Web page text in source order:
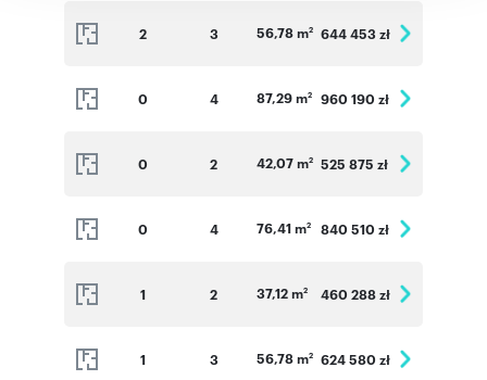
2 3 56,78 m2 644 453 zł
0 4 87,29 m2 960 190 zł
0 2 42,07 m2 525 875 zł
0 4 76,41 m2 840 510 zł
1 2 37,12 m2 460 288 zł
1 3 56,78 m2 624 580 zł